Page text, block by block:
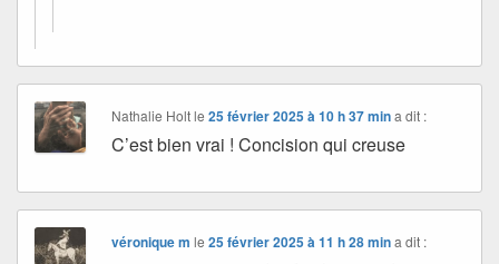
Nathalie Holtle25 février 2025 à 10 h 37 min a dit :
C’est bien vrai ! Concision qui creuse
véronique m le25 février 2025 à 11 h 28 min a dit :